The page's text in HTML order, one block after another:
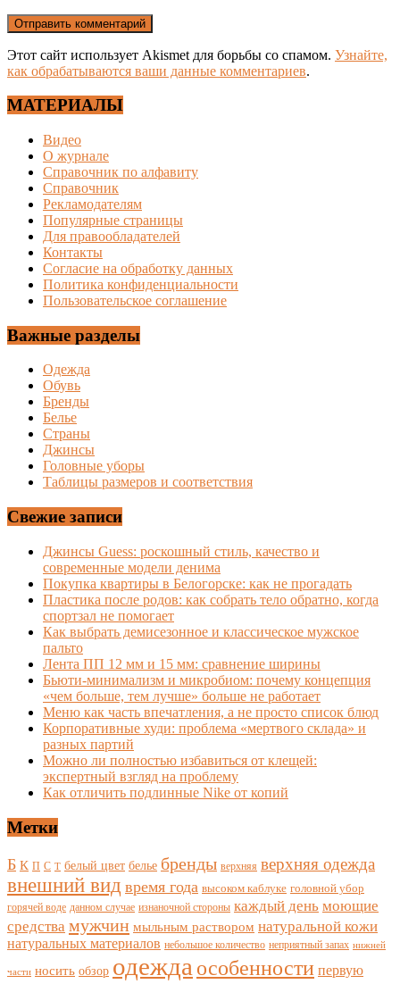
Этот сайт использует Akismet для борьбы со спамом. Узнайте,
как обрабатываются ваши данные комментариев.
МАТЕРИАЛЫ
Видео
О журнале
Справочник по алфавиту
Справочник
Рекламодателям
Популярные страницы
Для правообладателей
Контакты
Согласие на обработку данных
Политика конфиденциальности
Пользовательское соглашение
Важные разделы
Одежда
Обувь
Бренды
Белье
Страны
Джинсы
Головные уборы
Таблицы размеров и соответствия
Свежие записи
Джинсы Guess: роскошный стиль, качество и
современные модели денима
Покупка квартиры в Белогорске: как не прогадать
Пластика после родов: как собрать тело обратно, когда
спортзал не помогает
Как выбрать демисезонное и классическое мужское
пальто
Лента ПП 12 мм и 15 мм: сравнение ширины
Бьюти-минимализм и микробиом: почему концепция
«чем больше, тем лучше» больше не работает
Меню как часть впечатления, а не просто список блюд
Корпоративные худи: проблема «мертвого склада» и
разных партий
Можно ли полностью избавиться от клещей:
экспертный взгляд на проблему
Как отличить подлинные Nike от копий
Метки
Б К П С Т белый цвет белье бренды верхняя верхняя одежда
внешний вид время года высоком каблуке головной убор
горячей воде данном случае изнаночной стороны каждый день моющие
средства мужчин мыльным раствором натуральной кожи
натуральных материалов небольшое количество неприятный запах нижней
части носить обзор одежда особенности первую